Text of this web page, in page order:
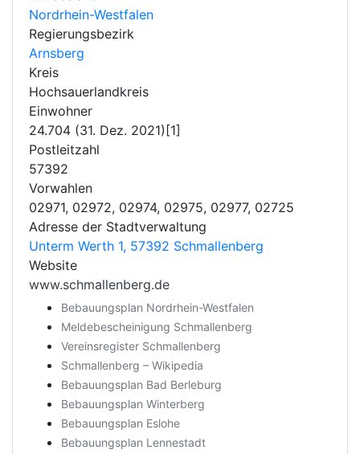
Nordrhein-Westfalen
Regierungsbezirk
Arnsberg
Kreis
Hochsauerlandkreis
Einwohner
24.704 (31. Dez. 2021)[1]
Postleitzahl
57392
Vorwahlen
02971, 02972, 02974, 02975, 02977, 02725
Adresse der Stadtverwaltung
Unterm Werth 1, 57392 Schmallenberg
Website
www.schmallenberg.de
Bebauungsplan Nordrhein-Westfalen
Meldebescheinigung Schmallenberg
Vereinsregister Schmallenberg
Schmallenberg – Wikipedia
Bebauungsplan Bad Berleburg
Bebauungsplan Winterberg
Bebauungsplan Eslohe
Bebauungsplan Lennestadt